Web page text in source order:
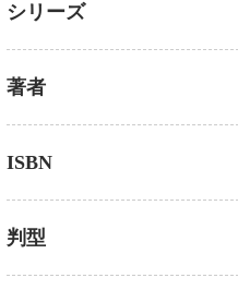
シリーズ
著者
ISBN
判型